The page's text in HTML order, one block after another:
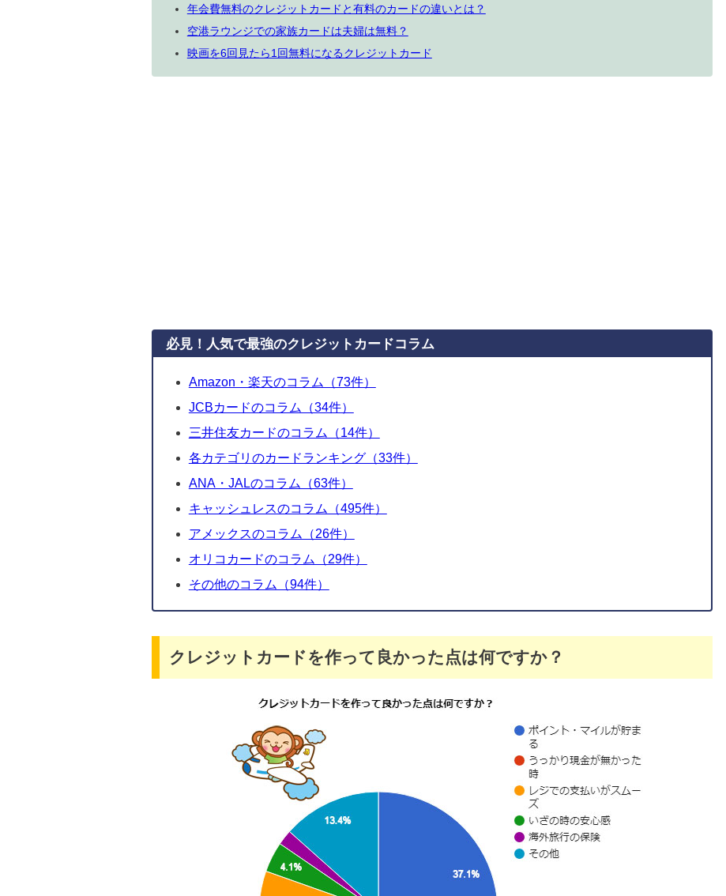
年会費無料のクレジットカードと有料のカードの違いとは？
空港ラウンジでの家族カードは夫婦は無料？
映画を6回見たら1回無料になるクレジットカード
必見！人気で最強のクレジットカードコラム
Amazon・楽天のコラム（73件）
JCBカードのコラム（34件）
三井住友カードのコラム（14件）
各カテゴリのカードランキング（33件）
ANA・JALのコラム（63件）
キャッシュレスのコラム（495件）
アメックスのコラム（26件）
オリコカードのコラム（29件）
その他のコラム（94件）
クレジットカードを作って良かった点は何ですか？